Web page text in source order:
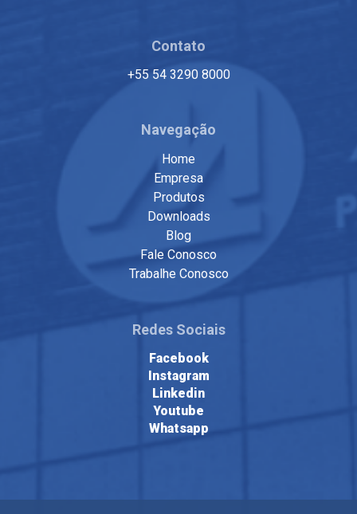
Contato
+55 54 3290 8000
Navegação
Home
Empresa
Produtos
Downloads
Blog
Fale Conosco
Trabalhe Conosco
Redes Sociais
Facebook
Instagram
Linkedin
Youtube
Whatsapp